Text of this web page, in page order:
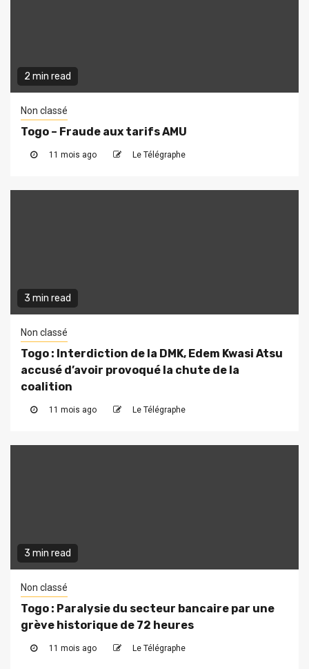
2 min read
Non classé
Togo – Fraude aux tarifs AMU
11 mois ago Le Télégraphe
3 min read
Non classé
Togo : Interdiction de la DMK, Edem Kwasi Atsu
accusé d’avoir provoqué la chute de la
coalition
11 mois ago Le Télégraphe
3 min read
Non classé
Togo : Paralysie du secteur bancaire par une
grève historique de 72 heures
11 mois ago Le Télégraphe